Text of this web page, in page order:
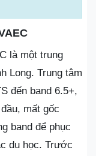
là một trung
Long. Trung tâm
đến band 6.5+,
mất gốc
band để phục
du học. Trước